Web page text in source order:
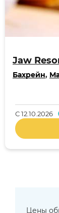
Jaw
Бахрейн,
С12.10.2026
Цены